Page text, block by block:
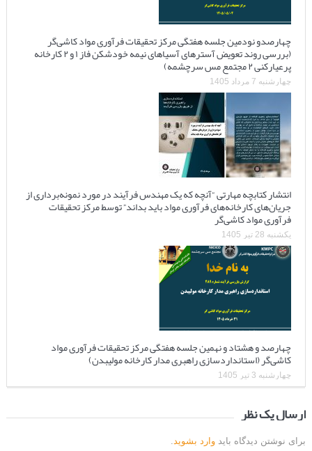
چهارصدو نودمین جلسه هفتگی مرکز تحقیقات فرآوری مواد کاشی‌گر
(بررسی روند تعویض آسترهای آسیاهای نیمه خودشکن فاز ۱ و ۲ کارخانه
پرعیارکنی ۲ مجتمع مس سرچشمه)
چهارشنبه 7 مرداد 1405
انتشار کتابچه مهارتی “آنچه که یک مهندس فرآیند در مورد نمونه‌برداری از
جریان‌های کارخانه‌های فرآوری مواد باید بداند” توسط مرکز تحقیقات
فرآوری مواد کاشی‌گر
یکشنبه 28 تیر 1405
چهارصد و هشتاد و نهمین جلسه هفتگی مرکز تحقیقات فرآوری مواد
کاشی‌گر (استانداردسازی راهبری مدار کارخانه مولیبدن)
چهارشنبه 3 تیر 1405
ارسال یک نظر
برای نوشتن دیدگاه باید وارد بشوید